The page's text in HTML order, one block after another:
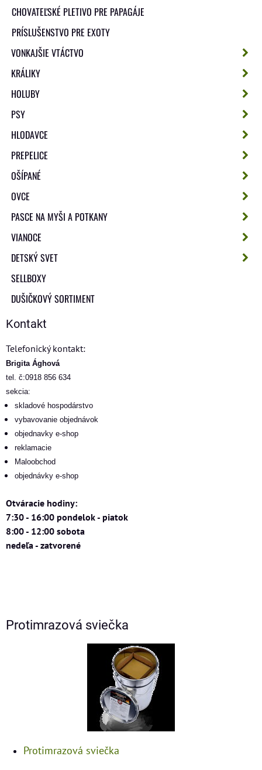
CHOVATEĽSKÉ PLETIVO PRE PAPAGÁJE
PRÍSLUŠENSTVO PRE EXOTY
VONKAJŠIE VTÁCTVO
KRÁLIKY
HOLUBY
PSY
HLODAVCE
PREPELICE
OŠÍPANÉ
OVCE
PASCE NA MYŠI A POTKANY
VIANOCE
DETSKÝ SVET
SELLBOXY
DUŠIČKOVÝ SORTIMENT
Kontakt
Telefonický kontakt:
Brigita Ághová
tel. č:0918 856 634
sekcia:
skladové hospodárstvo
vybavovanie objednávok
objednavky e-shop
reklamacie
Maloobchod
objednávky e-shop
Otváracie hodiny:
7:30 - 16:00 pondelok - piatok
8:00 - 12:00 sobota
nedeľa - zatvorené
Protimrazová sviečka
Protimrazová sviečka